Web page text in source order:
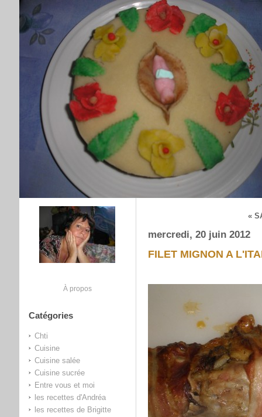
À propos
Catégories
Chti
Cuisine
Cuisine salée
Cuisine sucrée
Entre vous et moi
les recettes d'Andréa
les recettes de Brigitte
«
mercredi, 20 juin 2012
FILET MIGNON A